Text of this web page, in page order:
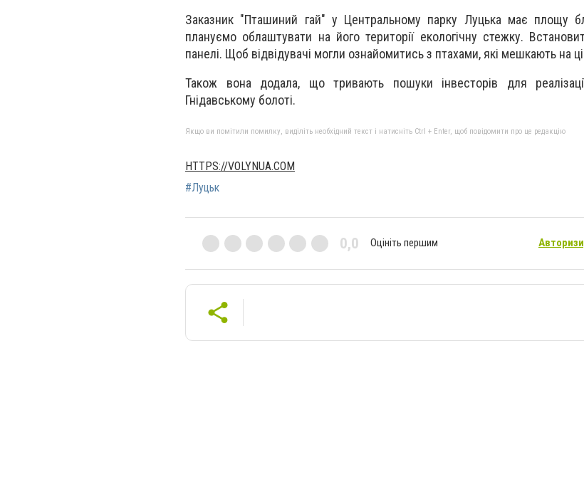
Заказник "Пташиний гай" у Центральному парку Луцька має площу
плануємо облаштувати на його території екологічну стежку.
панелі. Щоб відвідувачі могли ознайомитись з птахами, які мешкають на
Також вона додала, що тривають пошуки інвесторів для
Гнідавському болоті.
Якщо ви помітили помилку, виділіть необхідний текст і натисніть Ctrl + Enter, щоб повідомити про це редакцію
HTTPS://VOLYNUA.COM
#Луцьк
0,0 Оцініть першим